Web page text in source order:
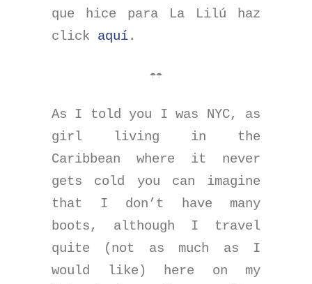
que hice para La Lilú haz
click aquí.
☂☂
As I told you I was NYC, as
girl living in the
Caribbean where it never
gets cold you can imagine
that I don’t have many
boots, although I travel
quite (not as much as I
would like) here on my